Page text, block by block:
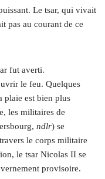
Le tsar, qui vivait
pas au courant de ce
fut averti.
le feu. Quelques
plaie est bien plus
les militaires de
ndlr) se
le corps militaire
le tsar Nicolas II se
provisoire.